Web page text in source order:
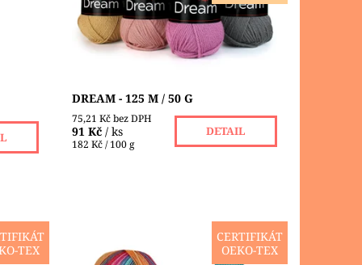
luxusně...
Dostupnost:
Skladem 6 ks
Značka:
VLNA-HEP
DREAM - 125 M / 50 G
75,21 Kč bez DPH
91 Kč / ks
182 Kč / 100 g
DETAIL
TEX
CERTIFIKÁT
OEKO-TEX